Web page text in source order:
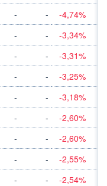
- -
-4,74%
- -
-3,34%
- -
-3,31%
- -
-3,25%
- -
-3,18%
- -
-2,60%
- -
-2,60%
- -
-2,55%
- -
-2,54%